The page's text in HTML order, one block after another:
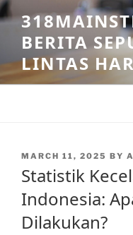
Skip
to
contentBERITA
LINTAS
POSTED
MARCH 11, 2025 BY
Statistik
Indonesia:
Dilakukan?